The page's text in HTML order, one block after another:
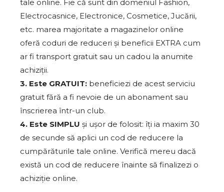
tale online. Fie că sunt din domeniul Fashion,
Electrocasnice, Electronice, Cosmetice, Jucării,
etc. marea majoritate a magazinelor online
oferă coduri de reduceri și beneficii EXTRA cum
ar fi transport gratuit sau un cadou la anumite
achiziții.
3. Este GRATUIT: beneficiezi de acest serviciu
gratuit fără a fi nevoie de un abonament sau
înscrierea într-un club.
4. Este SIMPLU și ușor de folosit: îți ia maxim 30
de secunde să aplici un cod de reducere la
cumpărăturile tale online. Verifică mereu dacă
există un cod de reducere înainte să finalizezi o
achiziție online.